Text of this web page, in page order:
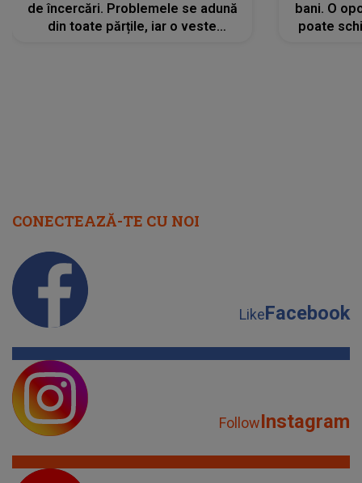
de încercări. Problemele se adună
din toate părțile, iar o veste
bani. O
poate
CONECTEAZĂ-TE CU NOI
LikeFacebook
FollowInstagram